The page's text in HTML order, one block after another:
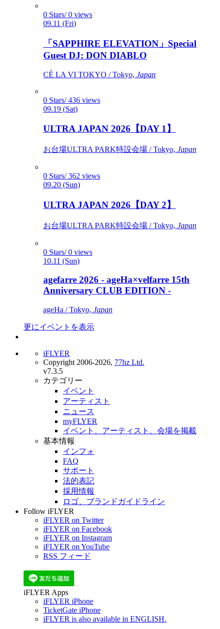
0 Stars/ 0 views
09.11 (Fri)
「SAPPHIRE ELEVATION」Special
Guest DJ: DON DIABLO
CÉ LA VI TOKYO / Tokyo, Japan
0 Stars/ 436 views
09.19 (Sat)
ULTRA JAPAN 2026【DAY 1】
お台場ULTRA PARK特設会場 / Tokyo, Japan
0 Stars/ 362 views
09.20 (Sun)
ULTRA JAPAN 2026【DAY 2】
お台場ULTRA PARK特設会場 / Tokyo, Japan
0 Stars/ 0 views
10.11 (Sun)
agefarre 2026 - ageHa×velfarre 15th
Anniversary CLUB EDITION -
ageHa / Tokyo, Japan
更にイベントを表示
iFLYER
Copyright 2006-2026, 77hz Ltd.
v7.3.5
カテゴリー
イベント
アーティスト
ニュース
myFLYER
イベント、アーティスト、会場を掲載
基本情報
インフォ
FAQ
サポート
法的表記
採用情報
ロゴ、ブランドガイドライン
Follow iFLYER
iFLYER on Twitter
iFLYER on Facebook
iFLYER on Instagram
iFLYER on YouTube
RSS フィード
iFLYER Apps
iFLYER iPhone
TicketGate iPhone
iFLYER is also available in ENGLISH.